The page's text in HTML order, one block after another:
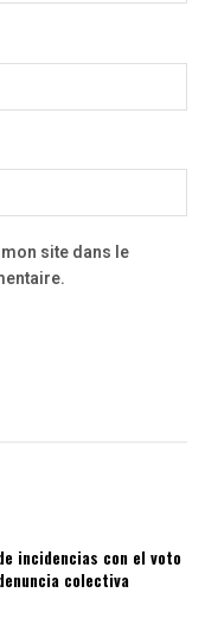
site dans le
incidencias con el voto
colectiva